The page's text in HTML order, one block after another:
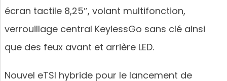
écran tactile 8,25″, volant multifonction,
verrouillage central KeylessGo sans clé ainsi
que des feux avant et arrière LED.
Nouvel eTSI hybride pour le lancement de